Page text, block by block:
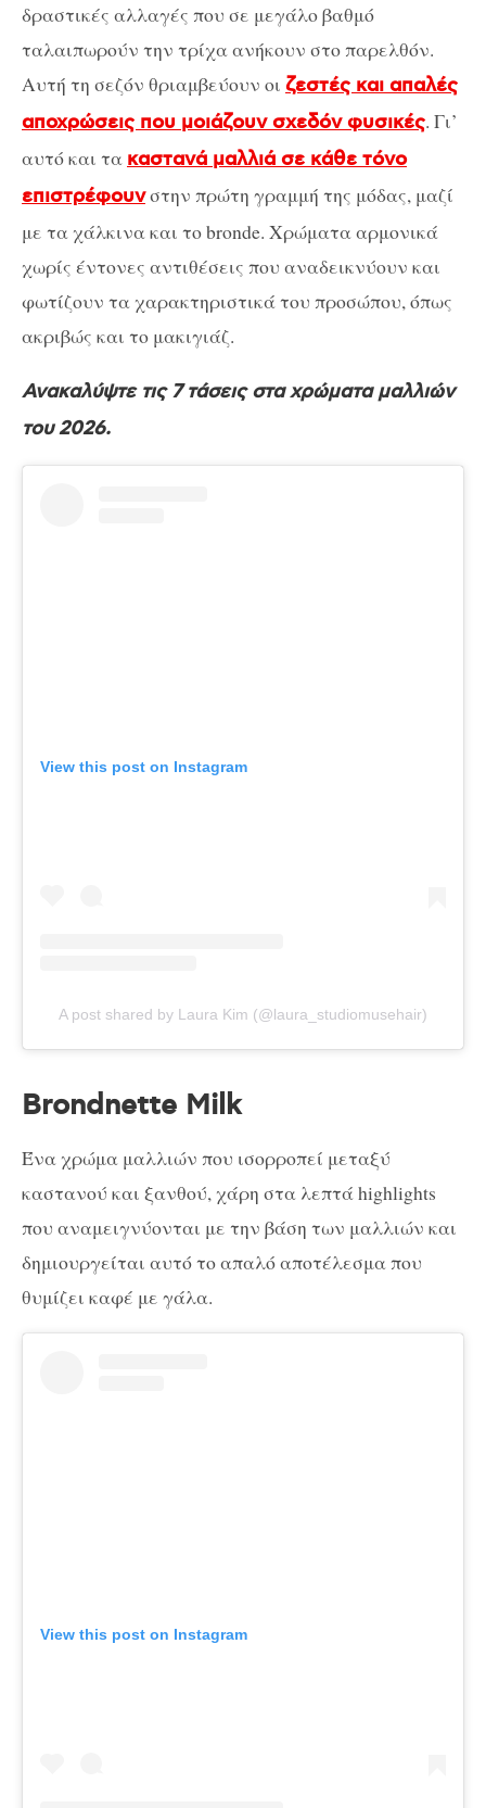
δραστικές αλλαγές που σε μεγάλο βαθμό
ταλαιπωρούν την τρίχα ανήκουν στο παρελθόν.
Αυτή τη σεζόν θριαμβεύουν οι ζεστές και απαλές
αποχρώσεις που μοιάζουν σχεδόν φυσικές. Γι’
αυτό και τα καστανά μαλλιά σε κάθε τόνο
επιστρέφουνστην πρώτη γραμμή της μόδας, μαζί
με τα χάλκινα και το bronde. Χρώματα αρμονικά
χωρίς έντονες αντιθέσεις που αναδεικνύουν και
φωτίζουν τα χαρακτηριστικά του προσώπου, όπως
ακριβώς και το μακιγιάζ.
Ανακαλύψτε τις 7 τάσεις στα χρώματα μαλλιών
του 2026.
View this post on Instagram
A post shared by Laura Kim (@laura_studiomusehair)
Brondnette Milk
Ένα χρώμα μαλλιών που ισορροπεί μεταξύ
καστανού και ξανθού, χάρη στα λεπτά highlights
που αναμειγνύονται με την βάση των μαλλιών και
δημιουργείται αυτό το απαλό αποτέλεσμα που
θυμίζει καφέ με γάλα.
View this post on Instagram